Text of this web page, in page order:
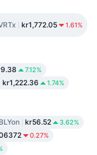
kr1,772.05 1.61%
7.12%
kr1,222.36 1.74%
kr56.52 3.62%
0.27%